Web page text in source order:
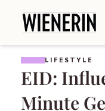
LIFESTYLE
EID:
Minute